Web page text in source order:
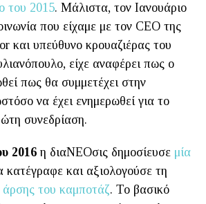
του 2015. Μάλιστα, τον Ιανουάριο
που είχαμε με τον CEO της
και υπεύθυνο κρουαζιέρας του
είχε αναφέρει πως ο
πως θα συμμετέχει στην
να έχει ενημερωθεί για το
συνεδρίαση.
2016 η διαΝΕΟσις δημοσίευσε μία
κατέγραφε και αξιολογούσε τη
άρσης του καμποτάζ. Το βασικό